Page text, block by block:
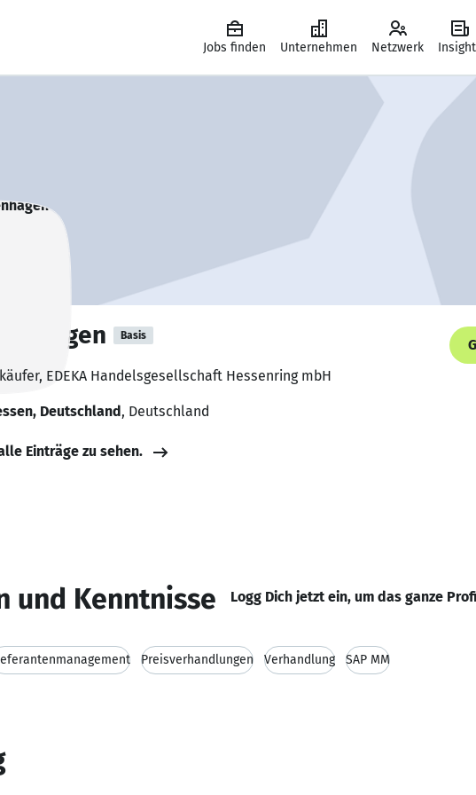
Jobs finden Unternehmen Netzwerk
Basis
EDEKA Handelsgesellschaft Hessenring mbH
Deutschland, Deutschland
Einträge zu sehen.
und Kenntnisse Logg Dich jetzt ein, um das ganze
Preisverhandlungen Verhandlung SAP MM